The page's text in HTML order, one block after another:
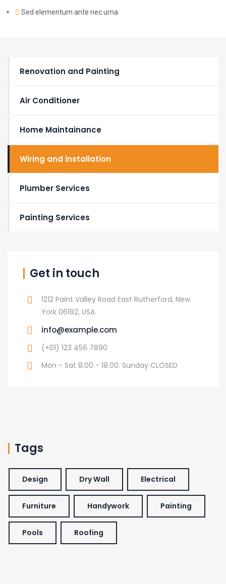
Sed elementum ante nec urna
Renovation and Painting
Air Conditioner
Home Maintainance
Wiring and installation
Plumber Services
Painting Services
Get in touch
1212 Paint Valley Road East Rutherford, New
York 06192, USA
info@example.com
(+01) 123 456 7890
Mon - Sat 8.00 - 18.00. Sunday CLOSED
Tags
Design Dry Wall Electrical
Furniture Handywork Painting
Pools Roofing